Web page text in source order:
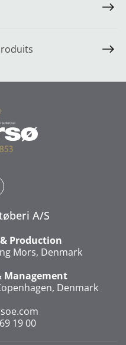
A/S
Production
Mors, Denmark
Denmark
19 00